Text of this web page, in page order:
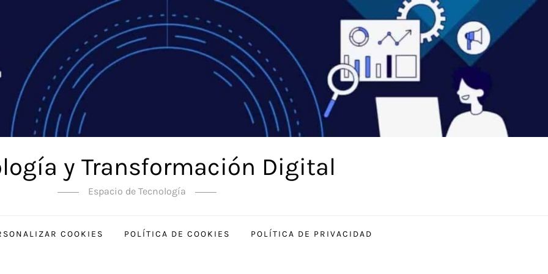
y Transformación Digital
Espacio de Tecnología
COOKIES POLÍTICA DE COOKIES POLÍTICA DE PRIVACIDAD